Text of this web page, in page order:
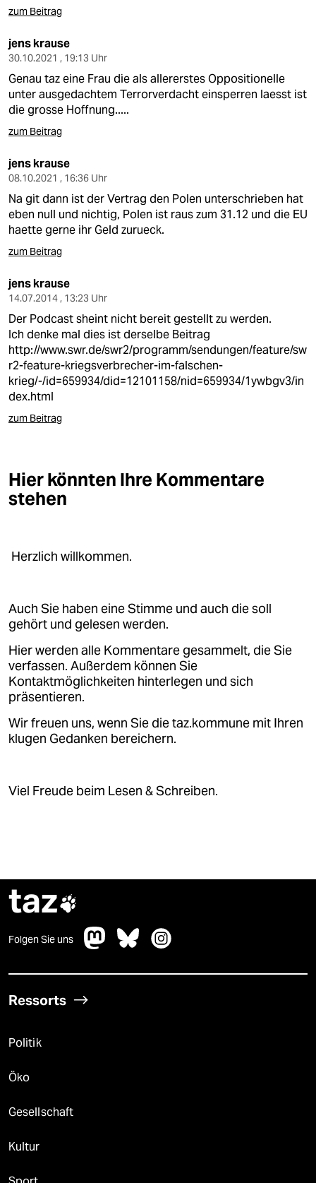
zum Beitrag
jens krause
30.10.2021 , 19:13 Uhr
Genau taz eine Frau die als allererstes Oppositionelle
unter ausgedachtem Terrorverdacht einsperren laesst ist
die grosse Hoffnung.....
zum Beitrag
jens krause
08.10.2021 , 16:36 Uhr
Na git dann ist der Vertrag den Polen unterschrieben hat
eben null und nichtig, Polen ist raus zum 31.12 und die EU
haette gerne ihr Geld zurueck.
zum Beitrag
jens krause
14.07.2014 , 13:23 Uhr
Der Podcast sheint nicht bereit gestellt zu werden.
Ich denke mal dies ist derselbe Beitrag
http://www.swr.de/swr2/programm/sendungen/feature/sw
r2-feature-kriegsverbrecher-im-falschen-
krieg/-/id=659934/did=12101158/nid=659934/1ywbgv3/in
dex.html
zum Beitrag
Hier könnten Ihre Kommentare
stehen
Herzlich willkommen.
Auch Sie haben eine Stimme und auch die soll
gehört und gelesen werden.
Hier werden alle Kommentare gesammelt, die Sie
verfassen. Außerdem können Sie
Kontaktmöglichkeiten hinterlegen und sich
präsentieren.
Wir freuen uns, wenn Sie die taz.kommune mit Ihren
klugen Gedanken bereichern.
Viel Freude beim Lesen & Schreiben.
taz
Folgen Sie uns
Ressorts
Politik
Öko
Gesellschaft
Kultur